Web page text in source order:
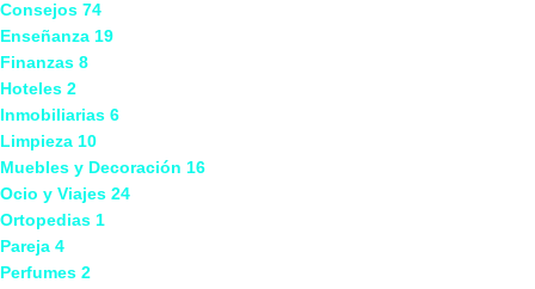
Consejos 74
Enseñanza 19
Finanzas 8
Hoteles 2
Inmobiliarias 6
Limpieza 10
Muebles y Decoración 16
Ocio y Viajes 24
Ortopedias 1
Pareja 4
Perfumes 2